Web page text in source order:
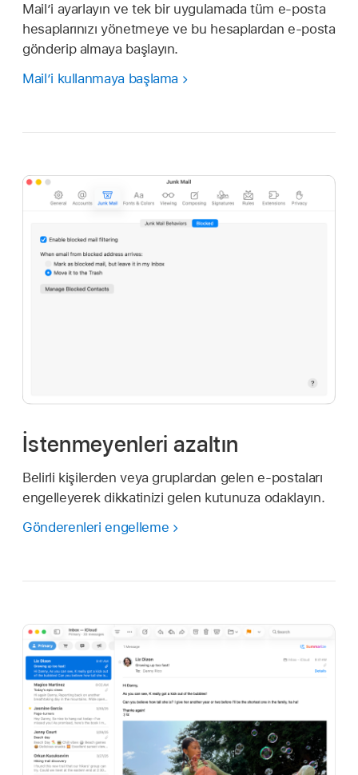
Mail’i ayarlayın ve tek bir uygulamada tüm e-posta
hesaplarınızı yönetmeye ve bu hesaplardan e-posta
gönderip almaya başlayın.
Mail’i kullanmaya başlama
İstenmeyenleri azaltın
Belirli kişilerden veya gruplardan gelen e‑postaları
engelleyerek dikkatinizi gelen kutunuza odaklayın.
Gönderenleri engelleme